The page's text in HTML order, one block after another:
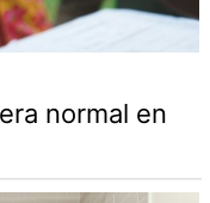
normal en